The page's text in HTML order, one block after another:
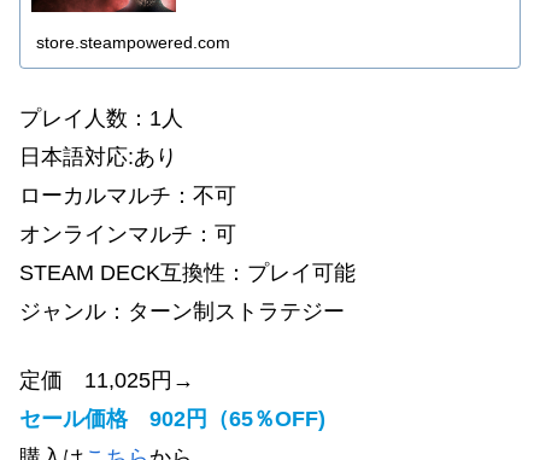
store.steampowered.com
プレイ人数：1人
日本語対応:あり
ローカルマルチ：不可
オンラインマルチ：可
STEAM DECK互換性：プレイ可能
ジャンル：ターン制ストラテジー
定価 11,025円→
セール価格 902円（65％OFF)